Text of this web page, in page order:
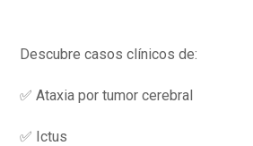
Descubre casos clínicos de:
✅ Ataxia por tumor cerebral
✅ Ictus